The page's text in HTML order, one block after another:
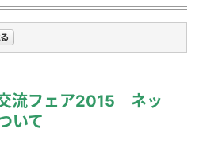
流フェア2015 ネッ
いて